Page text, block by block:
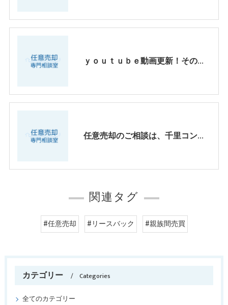
ｙｏｕｔｕｂｅ動画更新！その後の読売テレビ【ten.】出演頂いたお客様
任意売却のご相談は、千里コンサルティングオフィスへ！
関連タグ
#任意売却 #リースバック #親族間売買
カテゴリー Categories
全てのカテゴリー